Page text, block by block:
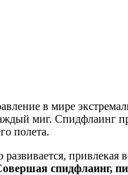
в мире
миг. Спидфлаинг
полета.
спидфлаинг,